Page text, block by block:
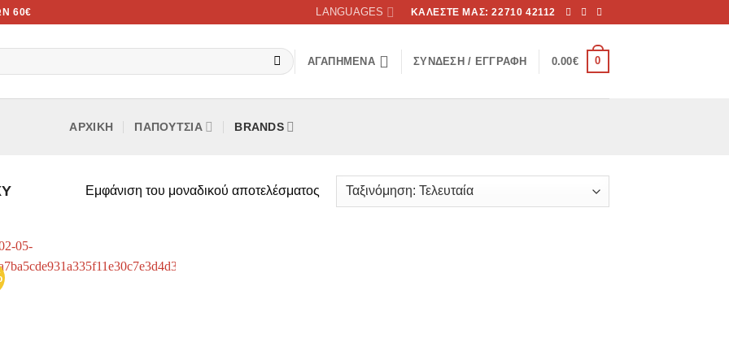
60€ LANGUAGES ΚΑΛΕΣΤΕ ΜΑΣ: 22710 42112
ΑΓΑΠΗΜΕΝΑ ΣΎΝΔΕΣΗ / ΕΓΓΡΑΦΉ 0.00€ 0
ΑΡΧΙΚΉ ΠΑΠΟΥΤΣΙΑ BRANDS
Εμφάνιση του μοναδικού αποτελέσματος